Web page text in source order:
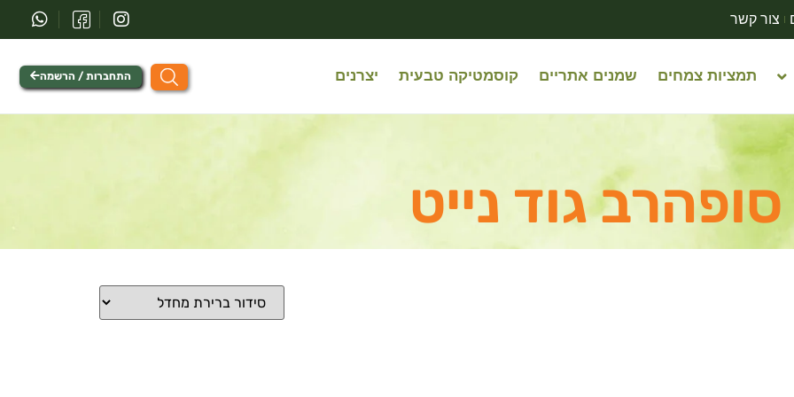
צור קשר
תמציות צמחים שמנים אתריים קוסמטיקה טבעית יצרנים התחברות / הרשמה
סופהרב גוד נייט